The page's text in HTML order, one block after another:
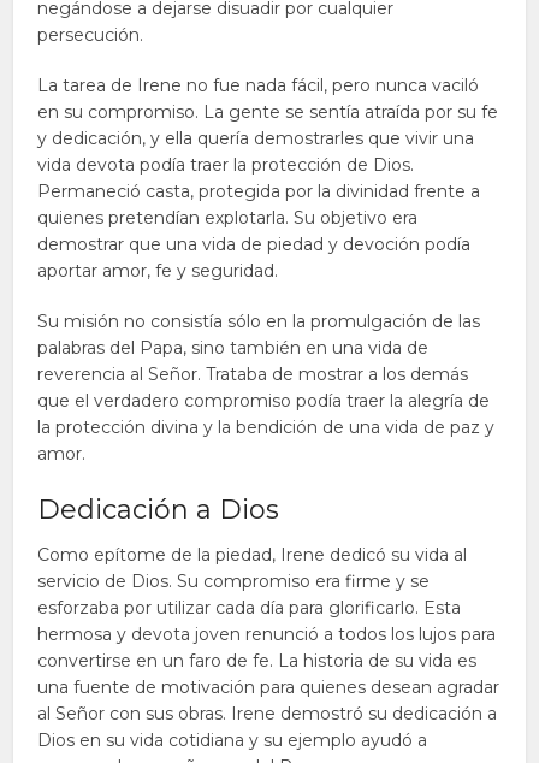
negándose a dejarse disuadir por cualquier
persecución.
La tarea de Irene no fue nada fácil, pero nunca vaciló
en su compromiso. La gente se sentía atraída por su fe
y dedicación, y ella quería demostrarles que vivir una
vida devota podía traer la protección de Dios.
Permaneció casta, protegida por la divinidad frente a
quienes pretendían explotarla. Su objetivo era
demostrar que una vida de piedad y devoción podía
aportar amor, fe y seguridad.
Su misión no consistía sólo en la promulgación de las
palabras del Papa, sino también en una vida de
reverencia al Señor. Trataba de mostrar a los demás
que el verdadero compromiso podía traer la alegría de
la protección divina y la bendición de una vida de paz y
amor.
Dedicación a Dios
Como epítome de la piedad, Irene dedicó su vida al
servicio de Dios. Su compromiso era firme y se
esforzaba por utilizar cada día para glorificarlo. Esta
hermosa y devota joven renunció a todos los lujos para
convertirse en un faro de fe. La historia de su vida es
una fuente de motivación para quienes desean agradar
al Señor con sus obras. Irene demostró su dedicación a
Dios en su vida cotidiana y su ejemplo ayudó a